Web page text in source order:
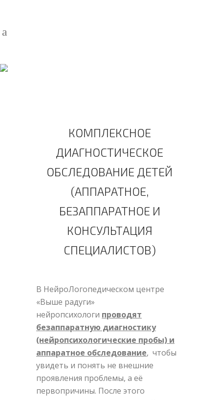
КОМПЛЕКСНОЕ
ДИАГНОСТИЧЕСКОЕ
ОБСЛЕДОВАНИЕ ДЕТЕЙ
(АППАРАТНОЕ,
БЕЗАППАРАТНОЕ И
КОНСУЛЬТАЦИЯ
СПЕЦИАЛИСТОВ)
В НейроЛогопедическом центре
«Выше радуги»
нейропсихологи проводят
безаппаратную диагностику
(нейропсихологические пробы) и
аппаратное обследование, чтобы
увидеть и понять не внешние
проявления проблемы, а её
первопричины. После этого